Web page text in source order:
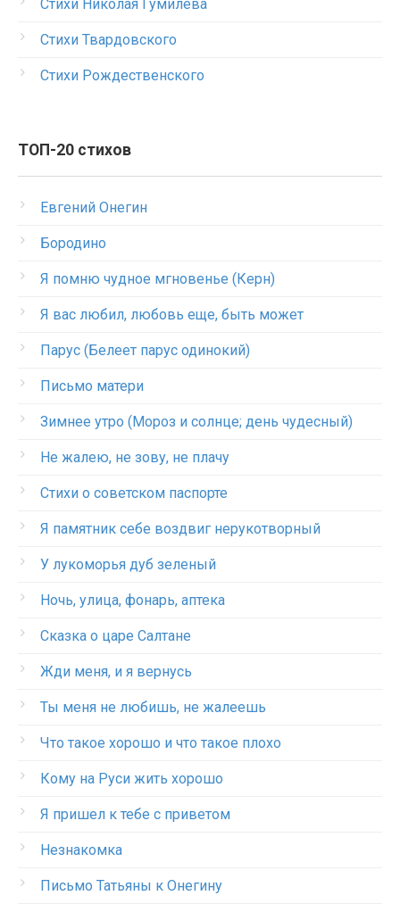
Стихи Николая Гумилева
Стихи Твардовского
Стихи Рождественского
ТОП-20 стихов
Евгений Онегин
Бородино
Я помню чудное мгновенье (Керн)
Я вас любил, любовь еще, быть может
Парус (Белеет парус одинокий)
Письмо матери
Зимнее утро (Мороз и солнце; день чудесный)
Не жалею, не зову, не плачу
Стихи о советском паспорте
Я памятник себе воздвиг нерукотворный
У лукоморья дуб зеленый
Ночь, улица, фонарь, аптека
Сказка о царе Салтане
Жди меня, и я вернусь
Ты меня не любишь, не жалеешь
Что такое хорошо и что такое плохо
Кому на Руси жить хорошо
Я пришел к тебе с приветом
Незнакомка
Письмо Татьяны к Онегину